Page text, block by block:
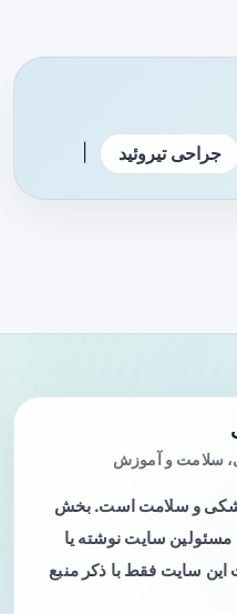
جراحی تیروئید
سلامت و آموزش
و سلامت است. بخش
سایت نوشته یا
این سایت فقط با ذکر منبع